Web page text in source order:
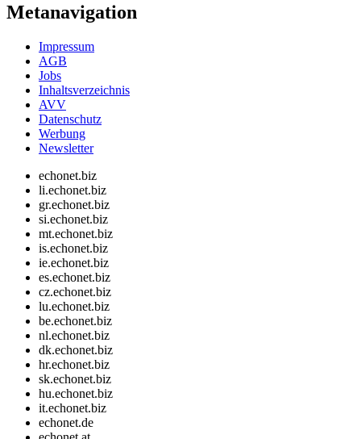
Metanavigation
Impressum
AGB
Jobs
Inhaltsverzeichnis
AVV
Datenschutz
Werbung
Newsletter
echonet.biz
li.echonet.biz
gr.echonet.biz
si.echonet.biz
mt.echonet.biz
is.echonet.biz
ie.echonet.biz
es.echonet.biz
cz.echonet.biz
lu.echonet.biz
be.echonet.biz
nl.echonet.biz
dk.echonet.biz
hr.echonet.biz
sk.echonet.biz
hu.echonet.biz
it.echonet.biz
echonet.de